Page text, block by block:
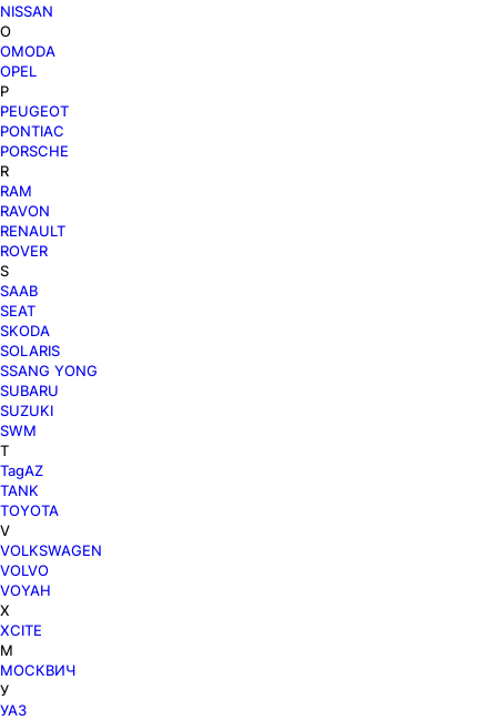
NISSAN
O
OMODA
OPEL
P
PEUGEOT
PONTIAC
PORSCHE
R
RAM
RAVON
RENAULT
ROVER
S
SAAB
SEAT
SKODA
SOLARIS
SSANG YONG
SUBARU
SUZUKI
SWM
T
TagAZ
TANK
TOYOTA
V
VOLKSWAGEN
VOLVO
VOYAH
X
XCITE
М
МОСКВИЧ
У
УАЗ